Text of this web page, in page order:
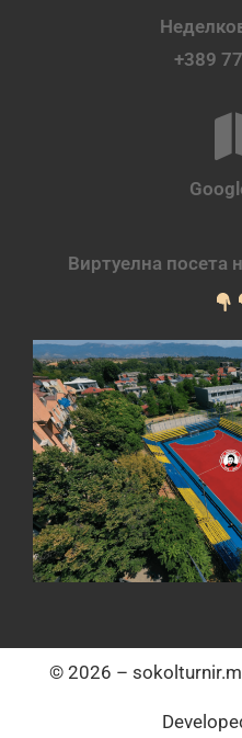
+389
Виртуелна посета
© 2026 –